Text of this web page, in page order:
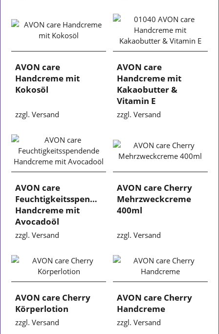
AVON care
Handcreme mit
Kokosöl
zzgl. Versand
AVON care
Handcreme mit
Kakaobutter &
Vitamin E
zzgl. Versand
AVON care
Feuchtigkeitsspendende
Handcreme mit
Avocadoöl
zzgl. Versand
AVON care Cherry
Mehrzweckcreme
400ml
zzgl. Versand
AVON care Cherry
Körperlotion
zzgl. Versand
AVON care Cherry
Handcreme
zzgl. Versand